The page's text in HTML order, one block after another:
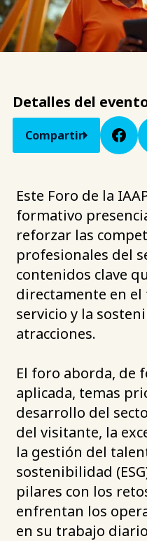
Detalles del
Compartir
Este Foro de la
formativo
reforzar las
profesionales del
contenidos clave
directamente en
servicio y la
atracciones.
El foro aborda, de
aplicada, temas
desarrollo del
del visitante, la
la gestión del
sostenibilidad
pilares con los
enfrentan los
en su trabajo